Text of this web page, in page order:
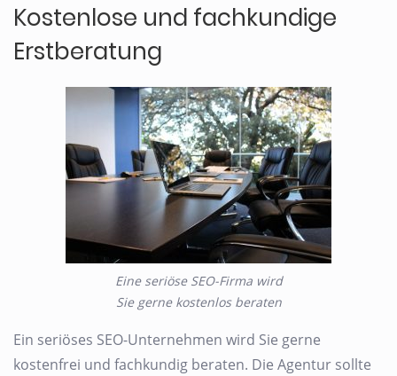
Kostenlose und fachkundige
Erstberatung
Eine seriöse SEO-Firma wird
Sie gerne kostenlos beraten
Ein seriöses SEO-Unternehmen wird Sie gerne
kostenfrei und fachkundig beraten. Die Agentur sollte